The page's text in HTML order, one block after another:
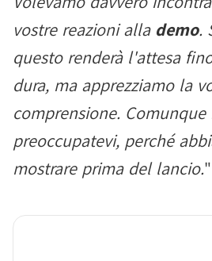
vostre reazioni alla demo.
questo renderà l'attesa
dura, ma apprezziamo la
comprensione. Comunque
preoccupatevi, perché
mostrare prima del lancio."